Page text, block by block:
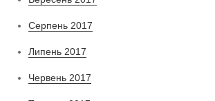
Серпень 2017
Липень 2017
Червень 2017